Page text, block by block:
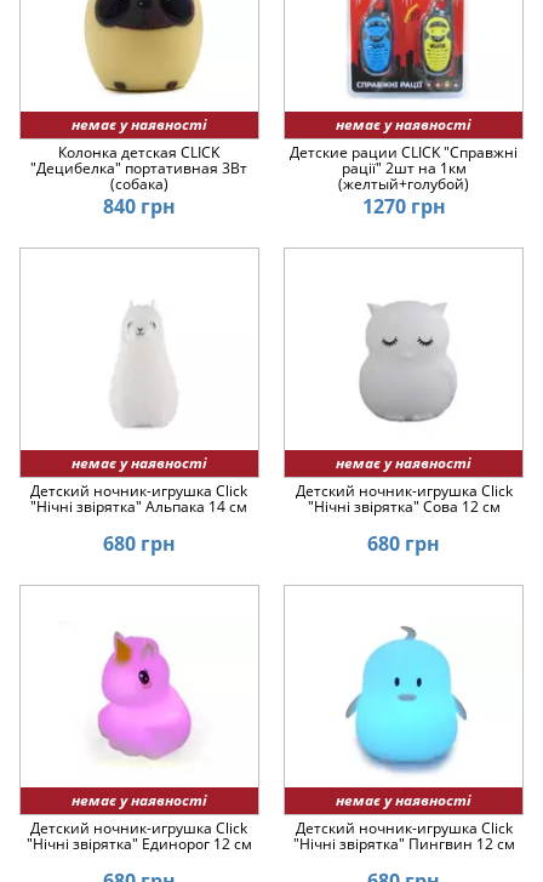
немає у наявності
Колонка детская CLICK
"Децибелка" портативная 3Вт
(собака)
840 грн
немає у наявності
Детские рации CLICK "Справжні
рації" 2шт на 1км
(желтый+голубой)
1270 грн
немає у наявності
Детский ночник-игрушка Click
"Hічні звірятка" Альпака 14 см
680 грн
немає у наявності
Детский ночник-игрушка Click
"Hічні звірятка" Сова 12 см
680 грн
немає у наявності
Детский ночник-игрушка Click
"Hічні звірятка" Единорог 12 см
немає у наявності
Детский ночник-игрушка Click
"Hічні звірятка" Пингвин 12 см